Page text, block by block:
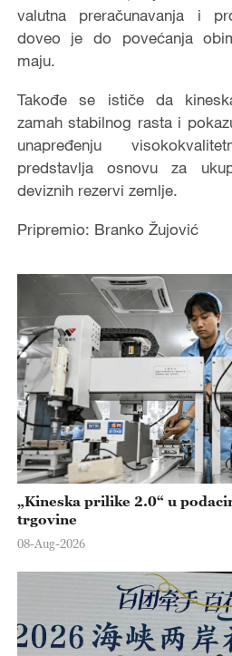
valutna preračunavanja i
doveo je do povećanja
maju.
Takođe se ističe da
zamah stabilnog rasta i
unapređenju
predstavlja osnovu za
deviznih rezervi zemlje.
Pripremio: Branko Žujović
„Kineska prilike 2.0“ u
trgovine
08-Aug-2026